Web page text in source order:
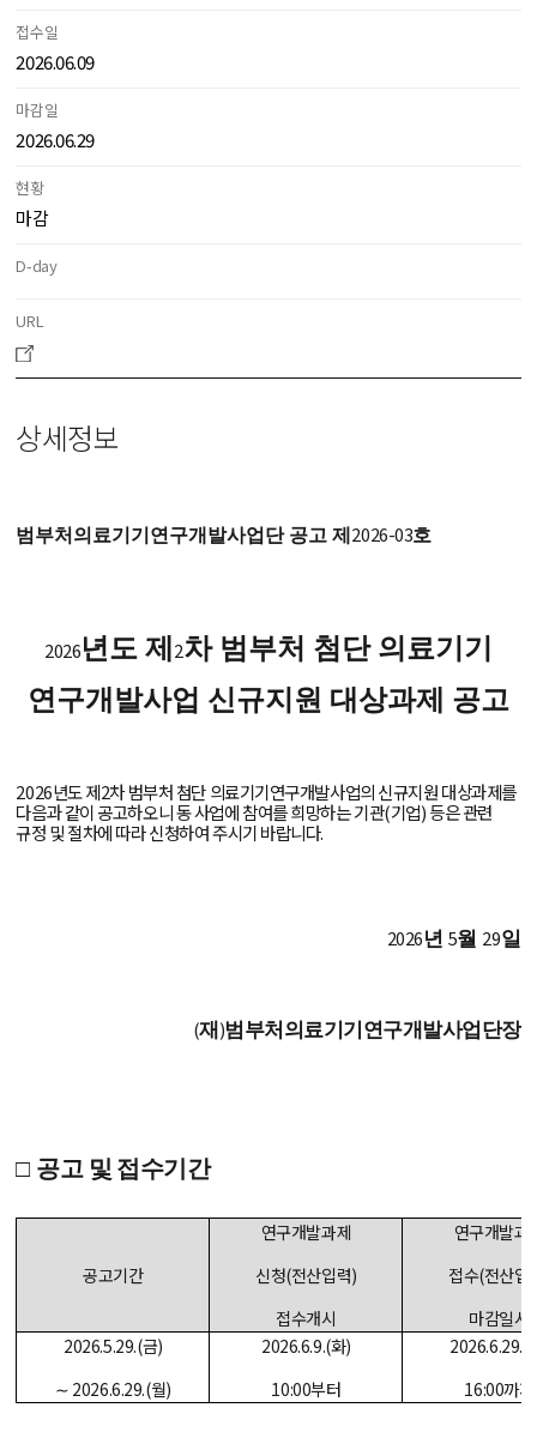
접수일
2026.06.09
마감일
2026.06.29
현황
마감
D-day
URL
상세정보
범부처의료기기연구개발사업단 공고 제 2026-03호
2026년도 제 2차 범부처 첨단 의료기기
연구개발사업 신규지원 대상과제 공고
2026년도 제2차 범부처 첨단 의료기기연구개발사업의 신규지원 대상과제를
다음과 같이 공고하오니 동 사업에 참여를 희망하는 기관(기업) 등은 관련
규정 및 절차에 따라 신청하여 주시기 바랍니다.
2026년 5월 29일
(재 )범부처의료기기연구개발사업단장
□ 공고 및 접수기간
공고기간
연구개발과제
신청(전산입력)
접수개시
연구개발과
접수(전산입
마감일시
2026.5.29.(금)
∼ 2026.6.29.(월)
2026.6.9.(화)
10:00부터
2026.6.29.(
16:00까지